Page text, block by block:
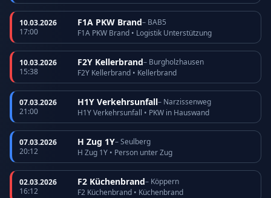
10.03.2026
17:00
F1A PKW Brand– BAB5
F1A PKW Brand • Logistik Unterstützung
10.03.2026
15:38
F2Y Kellerbrand– Burgholzhausen
F2Y Kellerbrand • Kellerbrand
07.03.2026
21:00
H1Y Verkehrsunfall– Narzissenweg
H1Y Verkehrsunfall • PKW in Hauswand
07.03.2026
20:12
H Zug 1Y– Seulberg
H Zug 1Y • Person unter Zug
02.03.2026
16:12
F2 Küchenbrand– Köppern
F2 Küchenbrand • Küchenbrand